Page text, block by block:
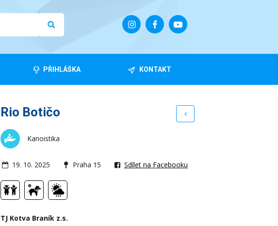
PŘIHLÁŠKA KONTAKT
Rio Botičo
Kanoistika
19. 10. 2025 Praha 15 Sdílet na Facebooku
TJ Kotva Braník z.s.